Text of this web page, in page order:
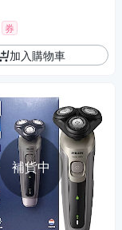
券
加入購物車
補貨中